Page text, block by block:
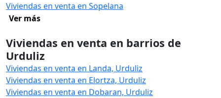
Viviendas en venta en Sopelana
Ver más
Viviendas en venta en barrios de
Urduliz
Viviendas en venta en Landa, Urduliz
Viviendas en venta en Elortza, Urduliz
Viviendas en venta en Dobaran, Urduliz